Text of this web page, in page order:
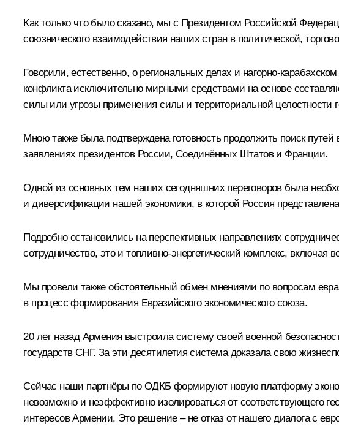
Как только что было сказано, мы с Президентом Российской
союзнического взаимодействия наших стран в политической,
Говорили, естественно, о региональных делах и нагорно-
конфликта исключительно мирными средствами на основе
силы или угрозы применения силы и территориальной целостности
Мною также была подтверждена готовность продолжить поиск
заявлениях президентов России, Соединённых Штатов и Франции.
Одной из основных тем наших сегодняшних переговоров была
и диверсификации нашей экономики, в которой Россия
Подробно остановились на перспективных направлениях
сотрудничество, это и топливно-энергетический комплекс,
Мы провели также обстоятельный обмен мнениями по вопросам
в процесс формирования Евразийского экономического союза.
20 лет назад Армения выстроила систему своей военной
государств СНГ. За эти десятилетия система доказала свою
Сейчас наши партнёры по ОДКБ формируют новую платформу
невозможно и неэффективно изолироваться от соответствующего
интересов Армении. Это решение – не отказ от нашего диалога с